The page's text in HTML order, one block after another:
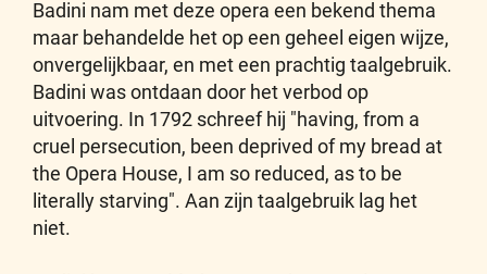
Badini nam met deze opera een bekend thema
maar behandelde het op een geheel eigen wijze,
onvergelijkbaar, en met een prachtig taalgebruik.
Badini was ontdaan door het verbod op
uitvoering. In 1792 schreef hij "having, from a
cruel persecution, been deprived of my bread at
the Opera House, I am so reduced, as to be
literally starving". Aan zijn taalgebruik lag het
niet.